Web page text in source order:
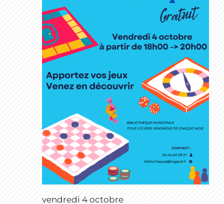
vendredi 4 octobre